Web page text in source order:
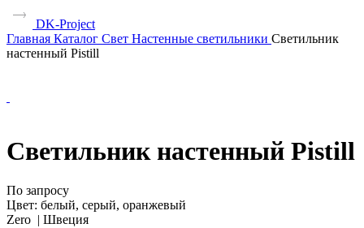
DK-Project
Главная Каталог Свет Настенные светильники Светильник
настенный Pistill
Светильник настенный Pistill
По запросу
Цвет: белый, серый, оранжевый
Zero | Швеция